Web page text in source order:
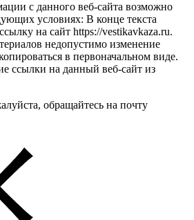
с данного веб-сайта возможно
условиях: В конце текста
на сайт https://vestikavkaza.ru.
недопустимо изменение
в первоначальном виде.
ссылки на данный веб-сайт из
обращайтесь на почту